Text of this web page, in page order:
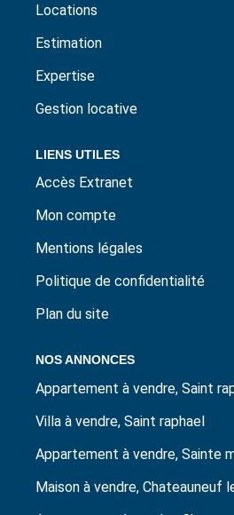
Locations
Estimation
Expertise
Gestion locative
LIENS UTILES
Accès Extranet
Mon compte
Mentions légales
Politique de confidentialité
Plan du site
NOS ANNONCES
Appartement à vendre, Saint
Villa à vendre, Saint raphael
Appartement à vendre, Sainte
Maison à vendre, Chateauneuf